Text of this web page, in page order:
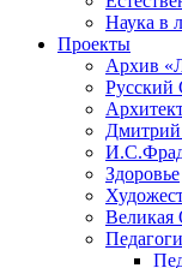
Наука в
Проекты
Архив
Русский
Здоровье
Великая